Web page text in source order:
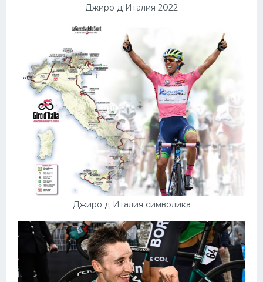
Джиро д Италия 2022
Джиро д Италия символика